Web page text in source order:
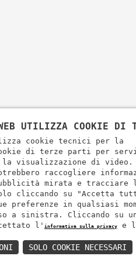
UTILIZZA COOKIE DI
cookie tecnici per la
di terze parti per
la visualizzazione di video.
raccogliere
mirata e
cliccando su "Accetta
preferenze in qualsiasi
a sinistra. Cliccando su
l' informativa sulla privacy e
SOLO COOKIE NECESSARI